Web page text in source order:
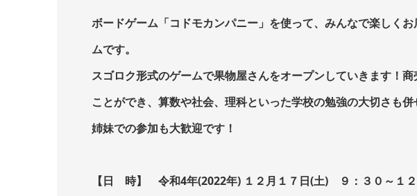
ボードゲーム「コドモカンパニー」を使って、みんなで楽しく
ムです。
スゴロク形式のゲームで果物屋さんをオープンしていきます！
ことができ、算数や社会、理科といった学校の勉強の大切さも
姉妹での参加も大歓迎です！
【日 時】 令和4年(2022年) １２月１７日(土) ９：３０～１２